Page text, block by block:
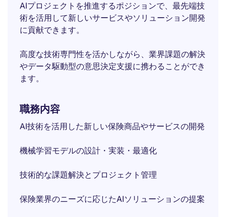
AIプロジェクトを推進するポジションで、最先端技
術を活用して新しいサービスやソリューション開発
に貢献できます。
高度な技術専門性を活かしながら、業界課題の解決
やデータ駆動型の意思決定支援に携わることができ
ます。
職務内容
AI技術を活用した新しい保険商品やサービスの開発
機械学習モデルの設計・実装・最適化
技術的な課題解決とプロジェクト管理
保険業界のニーズに応じたAIソリューションの提案